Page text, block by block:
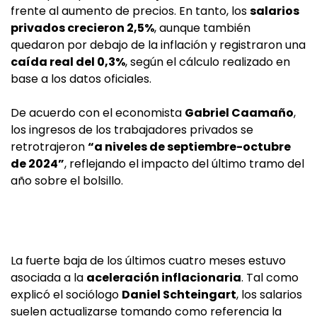
frente al aumento de precios. En tanto, lossalarios
privados crecieron 2,5%, aunque también
quedaron por debajo de la inflación y registraron una
caída real del 0,3%, según el cálculo realizado en
base a los datos oficiales.
De acuerdo con el economista Gabriel Caamaño,
los ingresos de los trabajadores privados se
retrotrajeron“a niveles de septiembre-octubre
de 2024”, reflejando el impacto del último tramo del
año sobre el bolsillo.
La fuerte baja de los últimos cuatro meses estuvo
asociada a la aceleración inflacionaria. Tal como
explicó el sociólogo Daniel Schteingart, los salarios
suelen actualizarse tomando como referencia la